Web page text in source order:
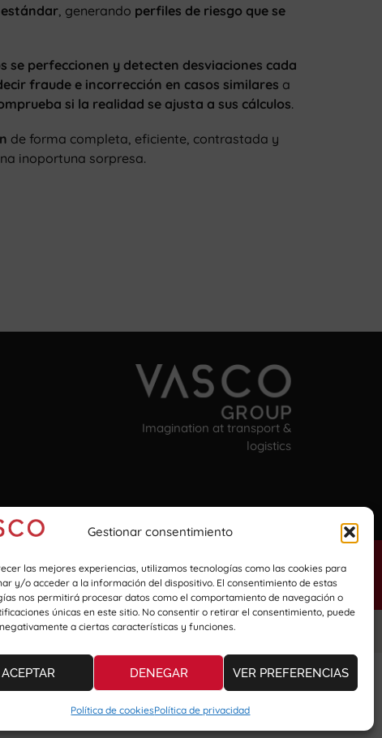
Gestionar consentimiento
las mejores experiencias, utilizamos tecnologías como las cookies para
y/o acceder a la información del dispositivo. El consentimiento de estas
nos permitirá procesar datos como el comportamiento de navegación o
únicas en este sitio. No consentir o retirar el consentimiento, puede
a ciertas características y funciones.
ACEPTAR DENEGAR VER PREFERENCIAS
Política de cookiesPolítica de privacidad
, generando perfiles de riesgo que se
se perfeccionen y detecten desviaciones cada
fraude e incorrección en casos similares a
si la realidad se ajusta a sus cálculos.
de forma completa, eficiente, contrastada y
inoportuna sorpresa.
Imagination at transport &
logistics
información